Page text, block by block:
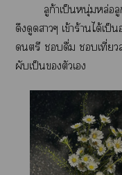
ลูก้าเป็นหนุ่มหล่อ
ดึงดูดาๆ เข้าร้านได้เป็
ดนตรี ดื่ม เที่ยว
ผับเป็นตัวเ